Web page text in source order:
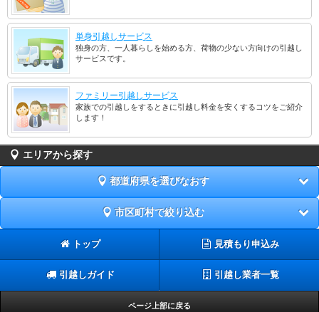
単身引越しサービス
独身の方、一人暮らしを始める方、荷物の少ない方向けの引越し
サービスです。
ファミリー引越しサービス
家族での引越しをするときに引越し料金を安くするコツをご紹介
します！
エリアから探す
都道府県を選びなおす
市区町村で絞り込む
トップ 見積もり申込み
引越しガイド 引越し業者一覧
ページ上部に戻る